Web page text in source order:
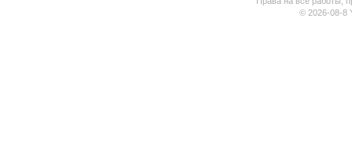
© 2026-08-8